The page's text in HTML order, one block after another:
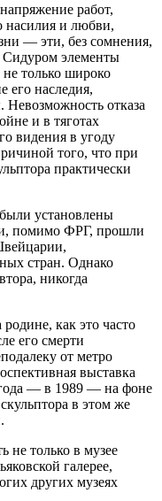
работ,
насилия и любви,
— эти, без сомнения,
Сидуром элементы
не только широко
его наследия,
Невозможность отказа
и в тяготах
видения в угоду
того, что при
практически
установлены
помимо ФРГ, прошли
стран. Однако
никогда
как это часто
его смерти
от метро
выставка
— в 1989 — на фоне
в этом же
не только в музее
галерее,
других музеях